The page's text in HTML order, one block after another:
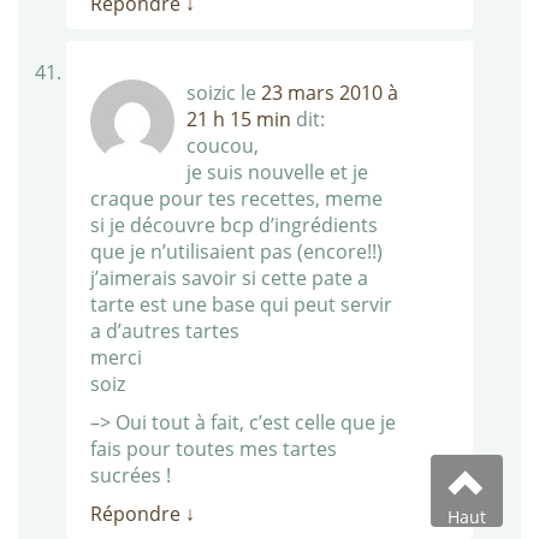
soizic le 23 mars 2010 à
21 h 15 min dit:
coucou,
je suis nouvelle et je
craque pour tes recettes, meme
si je découvre bcp d’ingrédients
que je n’utilisaient pas (encore!!)
j’aimerais savoir si cette pate a
tarte est une base qui peut servir
a d’autres tartes
merci
soiz
–> Oui tout à fait, c’est celle que je
fais pour toutes mes tartes
sucrées !
Répondre ↓ Haut